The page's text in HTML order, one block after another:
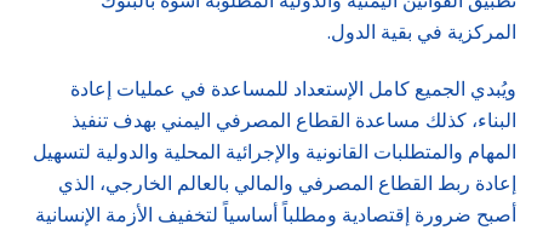
المركزية في بقية الدول.
ويُبدي الجميع كامل الإستعداد للمساعدة في عمليات إعادة
البناء، كذلك مساعدة القطاع المصرفي اليمني بهدف تنفيذ
المهام والمتطلبات القانونية والإجرائية المحلية والدولية لتسهيل
إعادة ربط القطاع المصرفي والمالي بالعالم الخارجي، الذي
أصبح ضرورة إقتصادية ومطلباً أساسياً لتخفيف الأزمة الإنسانية